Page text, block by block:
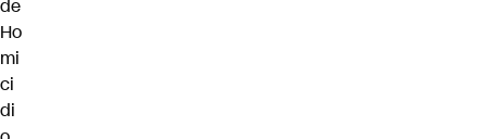
de
Ho
mi
ci
di